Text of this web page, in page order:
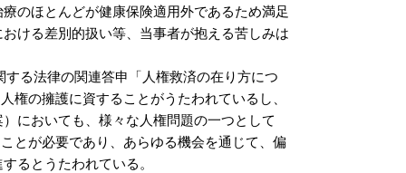
のほとんどが健康保険適用外であるため満足
ける差別的扱い等、当事者が抱える苦しみは
る法律の関連答申「人権救済の在り方につ
権の擁護に資することがうたわれているし、
においても、様々な人権問題の一つとして
とが必要であり、あらゆる機会を通じて、偏
るとうたわれている。